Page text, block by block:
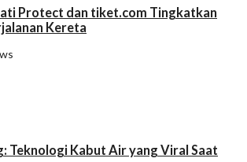
Protect dan tiket.com Tingkatkan
Kereta
Teknologi Kabut Air yang Viral Saat